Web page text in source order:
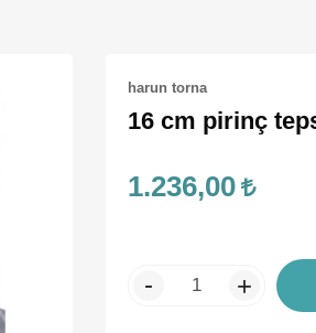
harun torna
16 cm pirinç
1.236,00
- +